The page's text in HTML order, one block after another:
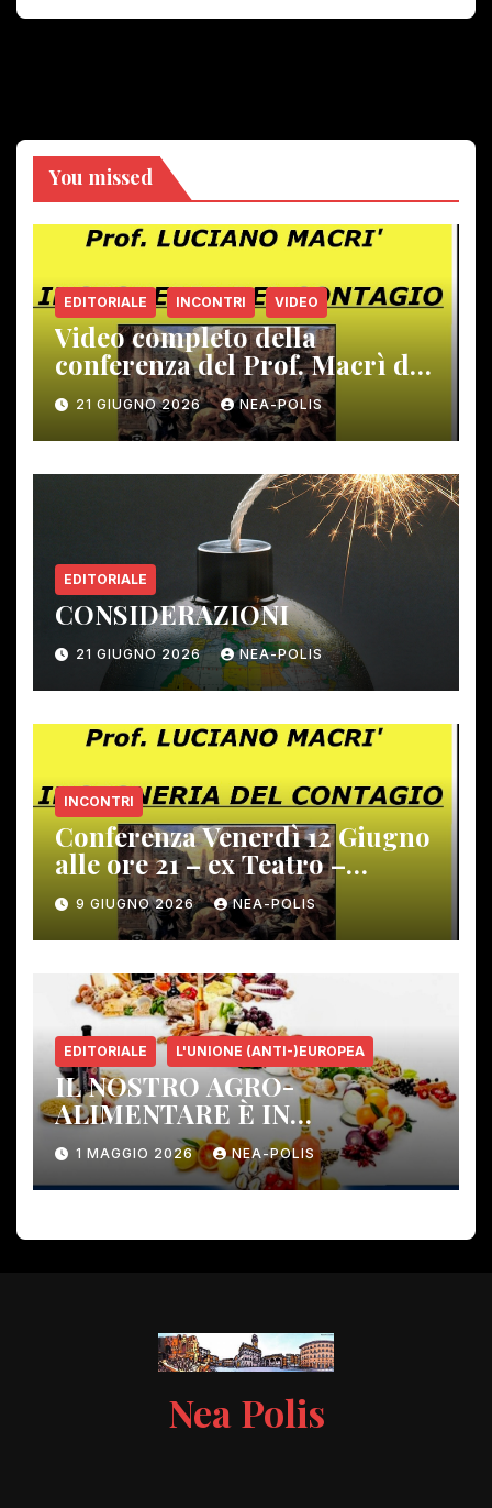
You missed
EDITORIALE INCONTRI VIDEO
Video completo della
conferenza del Prof. Macrì del
12 giugno scorso
21 GIUGNO 2026 NEA-POLIS
EDITORIALE
CONSIDERAZIONI
21 GIUGNO 2026 NEA-POLIS
INCONTRI
Conferenza Venerdì 12 Giugno
alle ore 21 – ex Teatro –
Gambassi Terme –
9 GIUGNO 2026 NEA-POLIS
EDITORIALE L'UNIONE (ANTI-)EUROPEA
IL NOSTRO AGRO-
ALIMENTARE È IN
PERICOLO!
1 MAGGIO 2026 NEA-POLIS
Nea Polis